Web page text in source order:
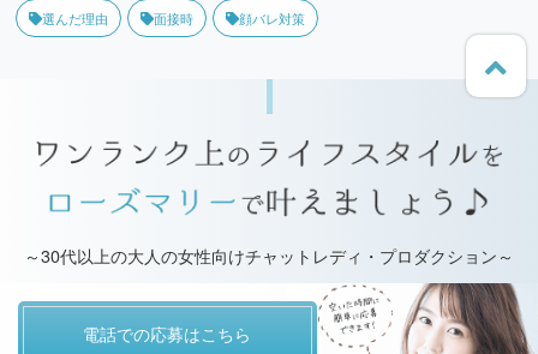
選んだ理由 面接時 顔バレ対策
～30代以上の大人の女性向けチャットレディ・プロダクション～
電話での応募はこちら